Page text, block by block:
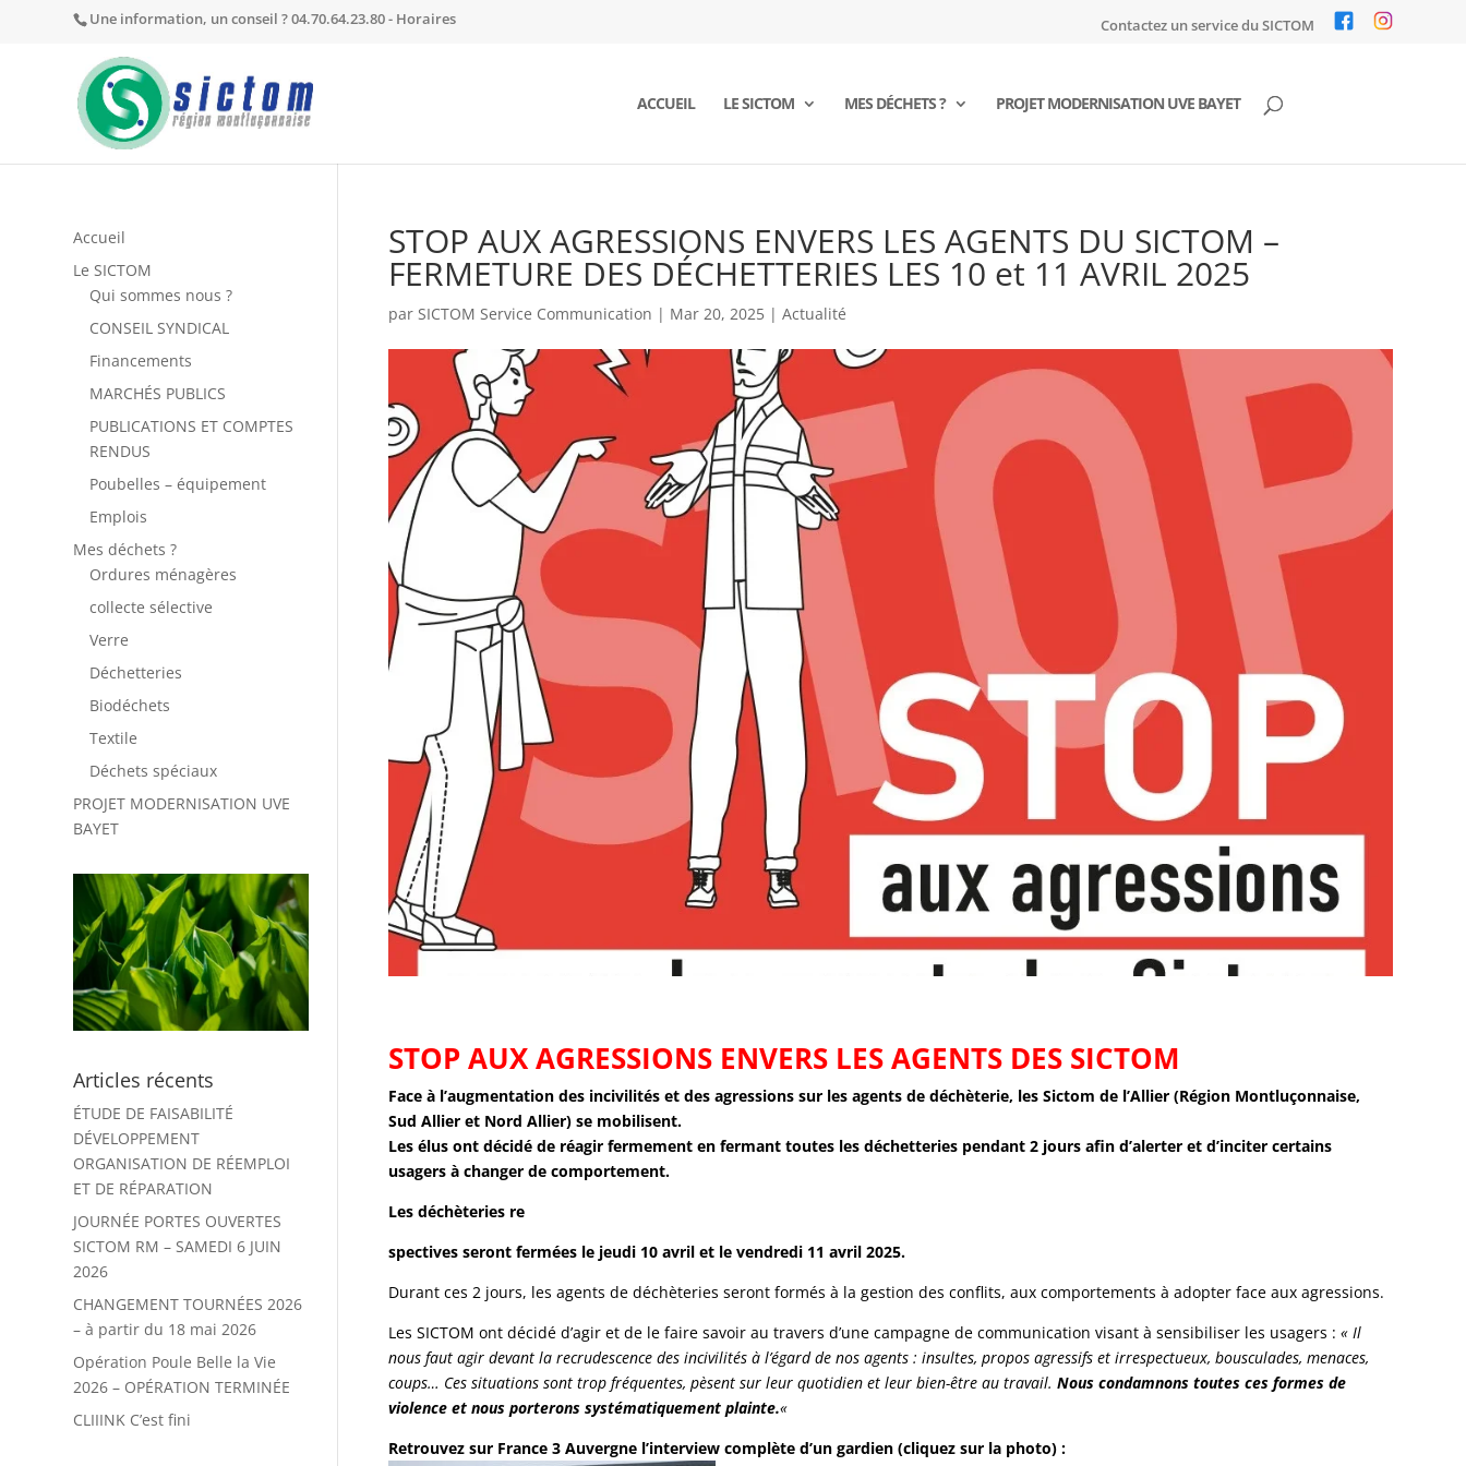
Une information, un conseil ? 04.70.64.23.80 - Horaires Contactez un service du SICTOM
ACCUEIL LE SICTOM MES DÉCHETS ? PROJET MODERNISATION UVE BAYET
STOP AUX AGRESSIONS ENVERS LES AGENTS DU SICTOM –
FERMETURE DES DÉCHETTERIES LES 10 et 11 AVRIL 2025
par SICTOM Service Communication | Mar 20, 2025 | Actualité
STOP AUX AGRESSIONS ENVERS LES AGENTS DES SICTOM
Face à l’augmentation des incivilités et des agressions sur les agents de déchèterie, les Sictom de l’Allier (Région Montluçonnaise,
Sud Allier et Nord Allier) se mobilisent.
Les élus ont décidé de réagir fermement en fermant toutes les déchetteries pendant 2 jours afin d’alerter et d’inciter certains
usagers à changer de comportement.
Les déchèteries re
spectives seront fermées le jeudi 10 avril et le vendredi 11 avril 2025.
Durant ces 2 jours, les agents de déchèteries seront formés à la gestion des conflits, aux comportements à adopter face aux agressions.
Les SICTOM ont décidé d’agir et de le faire savoir au travers d’une campagne de communication visant à sensibiliser les usagers : « Il
nous faut agir devant la recrudescence des incivilités à l’égard de nos agents : insultes, propos agressifs et irrespectueux, bousculades, menaces,
coups… Ces situations sont trop fréquentes, pèsent sur leur quotidien et leur bien-être au travail. Nous condamnons toutes ces formes de
violence et nous porterons systématiquement plainte.«
Retrouvez sur France 3 Auvergne l’interview complète d’un gardien (cliquez sur la photo) :
Accueil
Le SICTOM
Qui sommes nous ?
CONSEIL SYNDICAL
Financements
MARCHÉS PUBLICS
PUBLICATIONS ET COMPTES
RENDUS
Poubelles – équipement
Emplois
Mes déchets ?
Ordures ménagères
collecte sélective
Verre
Déchetteries
Biodéchets
Textile
Déchets spéciaux
PROJET MODERNISATION UVE
BAYET
Articles récents
ÉTUDE DE FAISABILITÉ
DÉVELOPPEMENT
ORGANISATION DE RÉEMPLOI
ET DE RÉPARATION
JOURNÉE PORTES OUVERTES
SICTOM RM – SAMEDI 6 JUIN
2026
CHANGEMENT TOURNÉES 2026
– à partir du 18 mai 2026
Opération Poule Belle la Vie
2026 – OPÉRATION TERMINÉE
CLIIINK C’est fini